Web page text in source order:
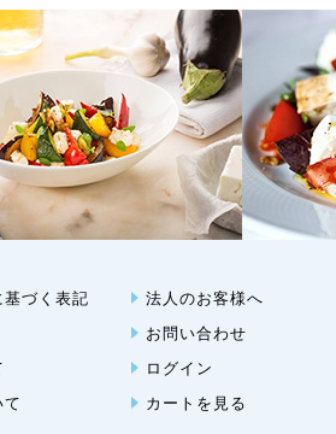
づく表記
て
法人のお客様へ
お問い合わせ
ログイン
カートを見る